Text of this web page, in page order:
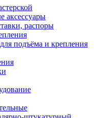
аксессуары
распоры
подъёма и крепления